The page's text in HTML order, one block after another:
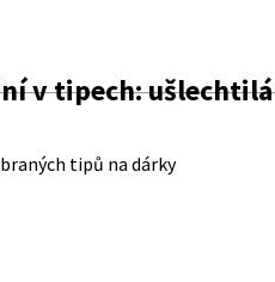
v tipech:
tipů na dárky